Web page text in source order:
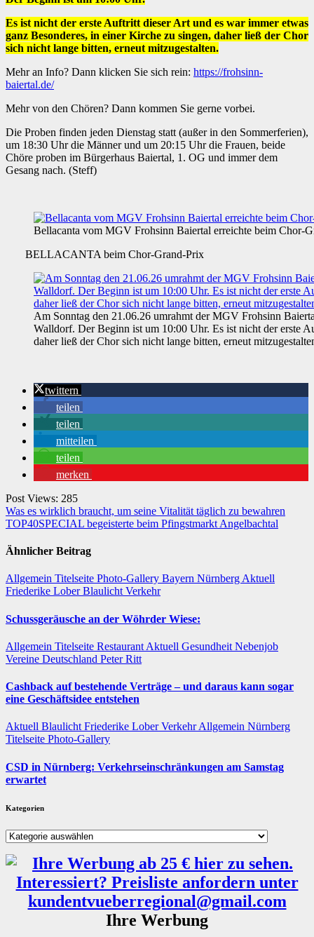
Es ist nicht der erste Auftritt dieser Art und es war immer etwas
ganz Besonderes, in einer Kirche zu singen, daher ließ der Chor
sich nicht lange bitten, erneut mitzugestalten.
Mehr an Info? Dann klicken Sie sich rein: https://frohsinn-
baiertal.de/
Mehr von den Chören? Dann kommen Sie gerne vorbei.
Die Proben finden jeden Dienstag statt (außer in den Sommerferien),
um 18:30 Uhr die Männer und um 20:15 Uhr die Frauen, beide
Chöre proben im Bürgerhaus Baiertal, 1. OG und immer dem
Gesang nach. (Steff)
Bellacanta vom MGV Frohsinn Baiertal erreichte beim Chor-
BELLACANTA beim Chor-Grand-Prix
Am Sonntag den 21.06.26 umrahmt der MGV Frohsinn
Walldorf. Der Beginn ist um 10:00 Uhr. Es ist nicht der erste
daher ließ der Chor sich nicht lange bitten, erneut
twittern
teilen
teilen
mitteilen
teilen
merken
Post Views: 285
Beitragsnavigation
Was es wirklich braucht, um seine Vitalität täglich zu bewahren
TOP40SPECIAL begeisterte beim Pfingstmarkt Angelbachtal
Ähnlicher Beitrag
Allgemein Titelseite Photo-Gallery Bayern NürnbergAktuell
Friederike LoberBlaulichtVerkehr
Schussgeräusche an der Wöhrder Wiese:
Allgemein Titelseite Restaurant Aktuell Gesundheit Nebenjob
Vereine Deutschland Peter Ritt
Cashback auf bestehende Verträge – und daraus kann sogar
eine Geschäftsidee entstehen
Aktuell BlaulichtFriederike LoberVerkehrAllgemein Nürnberg
Titelseite Photo-Gallery
CSD in Nürnberg: Verkehrseinschränkungen am Samstag
erwartet
Kategorien
Kategorien
Ihre Werbung